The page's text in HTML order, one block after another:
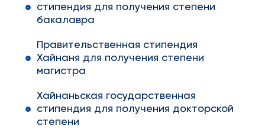
стипендия для получения степени
бакалавра
Правительственная стипендия
Хайнаня для получения степени
магистра
Хайнаньская государственная
стипендия для получения докторской
степени